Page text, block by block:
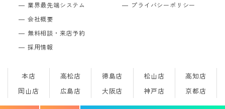
業界最先端システム
プライバシーポリシー
会社概要
無料相談・来店予約
採用情報
本店 高松店 徳島店 松山店
高知店
岡山店
広島店 大阪店 神戸店 京都店